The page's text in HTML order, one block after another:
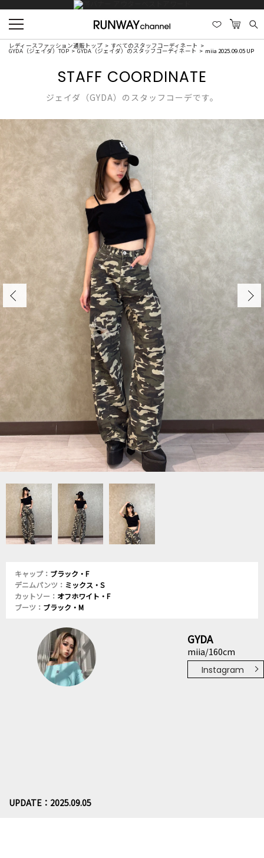
レディースファッション通販トップ すべてのスタッフコーディネート
GYDA（ジェイダ）TOP GYDA（ジェイダ）のスタッフコーディネート miia 2025.09.05 UP
STAFF COORDINATE
ジェイダ（GYDA）のスタッフコーデです。
キャップ： ブラック・F
デニムパンツ： ミックス・S
カットソー： オフホワイト・F
ブーツ： ブラック・M
GYDA
miia/160cm
Instagram
UPDATE：2025.09.05